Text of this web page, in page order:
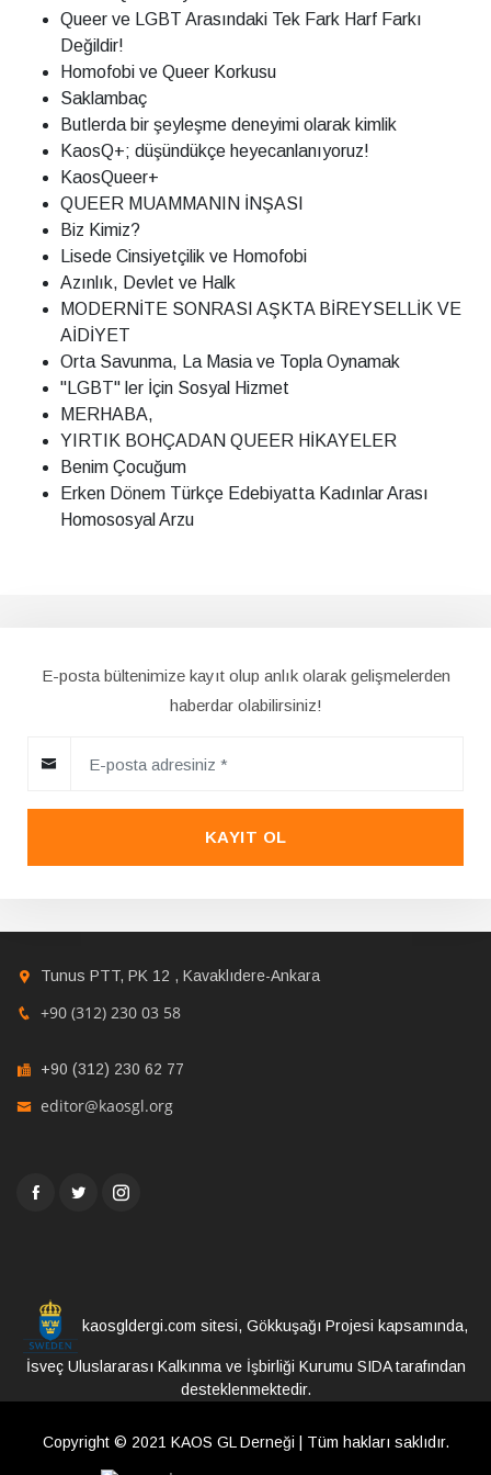
Queer ve LGBT Arasındaki Tek Fark Harf Farkı
Değildir!
Homofobi ve Queer Korkusu
Saklambaç
Butlerda bir şeyleşme deneyimi olarak kimlik
KaosQ+; düşündükçe heyecanlanıyoruz!
KaosQueer+
QUEER MUAMMANIN İNŞASI
Biz Kimiz?
Lisede Cinsiyetçilik ve Homofobi
Azınlık, Devlet ve Halk
MODERNİTE SONRASI AŞKTA BİREYSELLİK VE
AİDİYET
Orta Savunma, La Masia ve Topla Oynamak
"LGBT" ler İçin Sosyal Hizmet
MERHABA,
YIRTIK BOHÇADAN QUEER HİKAYELER
Benim Çocuğum
Erken Dönem Türkçe Edebiyatta Kadınlar Arası
Homososyal Arzu
E-posta bültenimize kayıt olup anlık olarak gelişmelerden
haberdar olabilirsiniz!
KAYIT OL
Tunus PTT, PK 12 , Kavaklıdere-Ankara
+90 (312) 230 03 58
+90 (312) 230 62 77
editor@kaosgl.org
kaosgldergi.com sitesi, Gökkuşağı Projesi kapsamında,
İsveç Uluslararası Kalkınma ve İşbirliği Kurumu SIDA tarafından
desteklenmektedir.
Copyright © 2021 KAOS GL Derneği | Tüm hakları saklıdır.